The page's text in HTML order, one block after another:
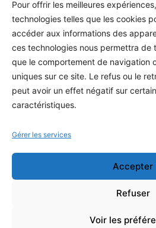
Pour offrir les meilleures
technologies telles que les cookies
accéder aux informations des
ces technologies nous permettra de
que le comportement de navigation
uniques sur ce site. Le refus ou le
peut avoir un effet négatif sur
caractéristiques.
Gérer les services
Accepter
Refuser
Voir les
S'abonner
À propos
Contact / Support
Mes publications
INFORMATIONS LÉGALES
Conditions générales de vente